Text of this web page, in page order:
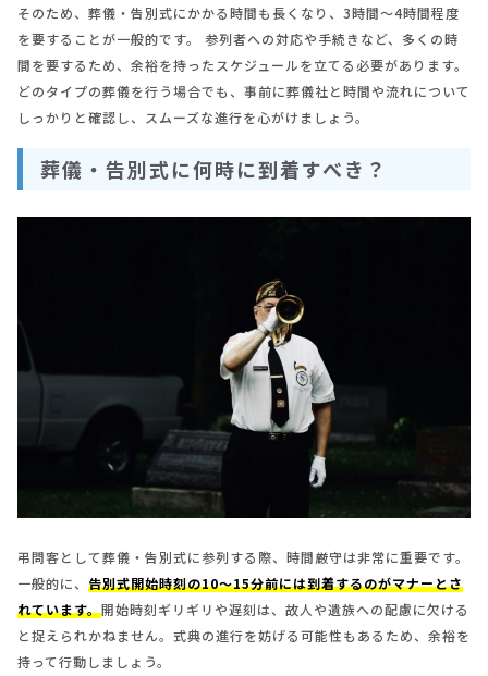
そのため、葬儀・告別式にかかる時間も長くなり、3時間～4時間程度
を要することが一般的です。 参列者への対応や手続きなど、多くの時
間を要するため、余裕を持ったスケジュールを立てる必要があります。
どのタイプの葬儀を行う場合でも、事前に葬儀社と時間や流れについて
しっかりと確認し、スムーズな進行を心がけましょう。
葬儀・告別式に何時に到着すべき？
弔問客として葬儀・告別式に参列する際、時間厳守は非常に重要です。
一般的に、 告別式開始時刻の10～15分前には到着するのがマナーとさ
れています。開始時刻ギリギリや遅刻は、故人や遺族への配慮に欠ける
と捉えられかねません。式典の進行を妨げる可能性もあるため、余裕を
持って行動しましょう。